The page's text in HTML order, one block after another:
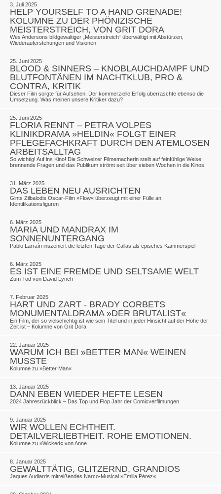
3. Juli 2025
HELP YOURSELF TO A HAND GRENADE!
KOLUMNE ZU DER PHÖNIZISCHE
MEISTERSTREICH, VON GRIT DORA
Wes Andersons bildgewaltiger „Meisterstreich“ überwältigt mit Abstürzen,
Wiederauferstehungen und Visionen
25. Juni 2025
BLOOD & SINNERS – KNOBLAUCHDAMPF UND
BLUTFONTÄNEN IM NACHTKLUB, PRO &
CONTRA, KRITIK
Dieser Film sorgte für Aufsehen. Der kommerzielle Erfolg überraschte ebenso die
Umsetzung. Was meinen unsere Kritiker dazu?
25. Juni 2025
FLORIA RENNT – PETRA VOLPES
KLINIKDRAMA »HELDIN« FOLGT EINER
PFLEGEFACHKRAFT DURCH DEN ATEMLOSEN
ARBEITSALLTAG
So wichtig! Auf ins Kino! Die Schweizer Filmemacherin stellt auf feinfühlige Weise
brennende Fragen und das Publikum strömt seit über sieben ­Woch­en in die Kinos.
31. März 2025
DAS LEBEN NEU AUSRICHTEN
Gints Zilbalodis Oscar-Film »Flow« überzeugt mit einer Fülle an
Identifikationsfiguren
6. März 2025
MARIA UND MANDRAX IM
SONNENUNTERGANG
Pablo Larraín inszeniert die letzten Tage der Callas als episches Kammerspiel
6. März 2025
ES IST EINE FREMDE UND SELTSAME WELT
Zum Tod von David Lynch
7. Februar 2025
HART UND ZART - BRADY CORBETS
MONUMENTALDRAMA »DER BRUTALIST«
Ein Film, der so vielschichtig ist wie sein Titel und in jeder Hinsicht auf der Höhe der
Zeit ist – Kolumne von Grit Dora
22. Januar 2025
WARUM ICH BEI »BETTER MAN« WEINEN
MUSSTE
Kolumne zu »Better Man«
13. Januar 2025
DANN EBEN WIEDER HEFTE LESEN
2024 Jahresrückblick – Das Top und Flop Jahr der Comicverfilmungen
9. Januar 2025
WIR WOLLEN ECHTHEIT.
DETAILVERLIEBTHEIT. ROHE EMOTIONEN.
Kolumne zu »Wicked« von Anne
8. Januar 2025
GEWALTTÄTIG, GLITZERND, GRANDIOS
Jaques Audiards mitreißendes Narco-Musical »Emilia Pérez«